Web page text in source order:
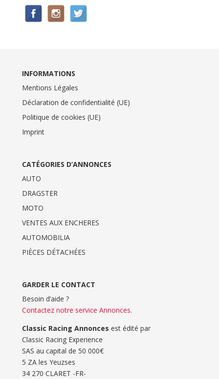
INFORMATIONS
Mentions Légales
Déclaration de confidentialité (UE)
Politique de cookies (UE)
Imprint
CATÉGORIES D’ANNONCES
AUTO
DRAGSTER
MOTO
VENTES AUX ENCHERES
AUTOMOBILIA
PIÈCES DÉTACHÉES
GARDER LE CONTACT
Besoin d’aide ?
Contactez notre service Annonces.
Classic Racing Annonces est édité par
Classic Racing Experience
SAS au capital de 50 000€
5 ZA les Yeuzses
34 270 CLARET -FR-